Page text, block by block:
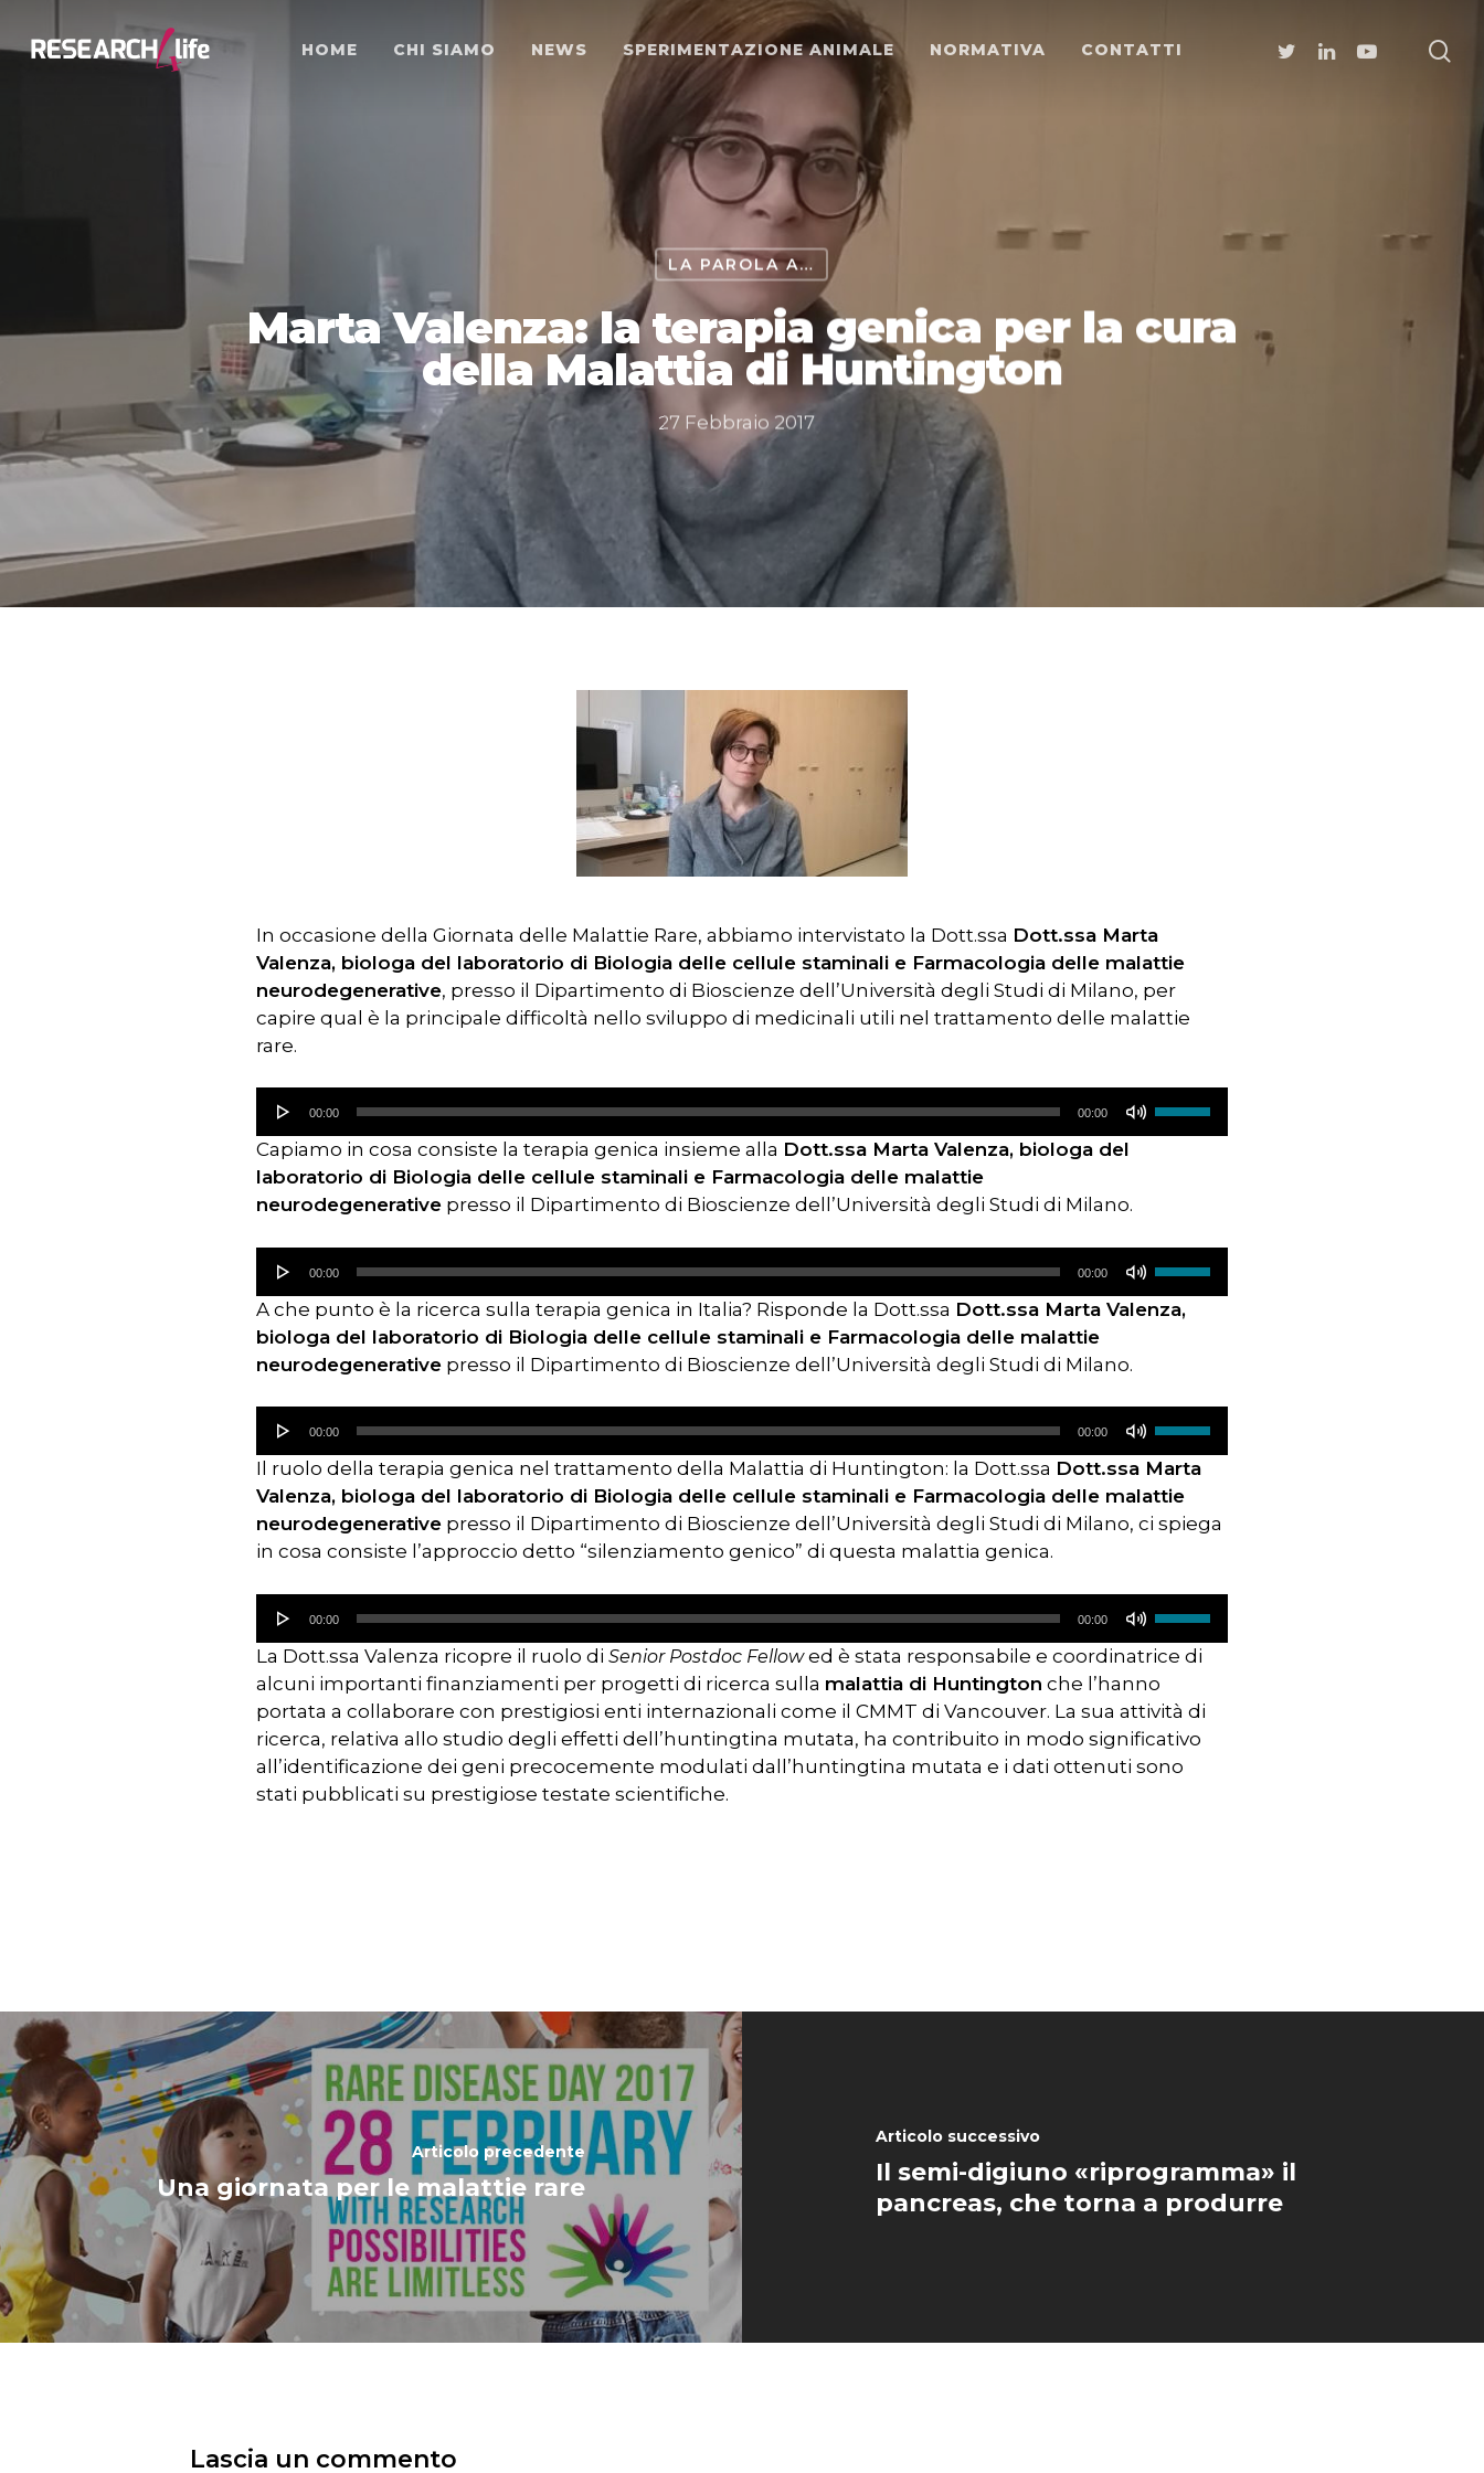
HOME CHI SIAMO NEWS SPERIMENTAZIONE ANIMALE NORMATIVA CONTATTI
LA PAROLA A…
Marta Valenza: la terapia genica per la cura
della Malattia di Huntington
27 Febbraio 2017
In occasione della Giornata delle Malattie Rare, abbiamo intervistato la Dott.ssa Dott.ssa Marta
Valenza, biologa del laboratorio di Biologia delle cellule staminali e Farmacologia delle malattie
neurodegenerative, presso il Dipartimento di Bioscienze dell’Università degli Studi di Milano, per
capire qual è la principale difficoltà nello sviluppo di medicinali utili nel trattamento delle malattie
rare.
Audio
00:00 00:00
Usa
aumentare
o
diminuire
Capiamo in cosa consiste la terapia genica insieme alla Dott.ssa Marta Valenza, biologa del
laboratorio di Biologia delle cellule staminali e Farmacologia delle malattie
neurodegenerative presso il Dipartimento di Bioscienze dell’Università degli Studi di Milano.
Audio
Player
00:00 00:00
tasti
aumentare
o
volume.
A che punto è la ricerca sulla terapia genica in Italia? Risponde la Dott.ssa Dott.ssa Marta Valenza,
biologa del laboratorio di Biologia delle cellule staminali e Farmacologia delle malattie
neurodegenerative presso il Dipartimento di Bioscienze dell’Università degli Studi di Milano.
Audio
00:00 00:00
Usa
tasti
freccia
su/giù
o
diminuire
il
volume.
Il ruolo della terapia genica nel trattamento della Malattia di Huntington: la Dott.ssa Dott.ssa Marta
Valenza, biologa del laboratorio di Biologia delle cellule staminali e Farmacologia delle malattie
neurodegenerative presso il Dipartimento di Bioscienze dell’Università degli Studi di Milano, ci spiega
in cosa consiste l’approccio detto “silenziamento genico” di questa malattia genica.
Audio
Player
00:00 00:00
tasti
freccia
su/giù
per
aumentare
La Dott.ssa Valenza ricopre il ruolo di Senior Postdoc Fellowed è stata responsabile e coordinatrice di
alcuni importanti finanziamenti per progetti di ricerca sulla malattia di Huntington che l’hanno
portata a collaborare con prestigiosi enti internazionali come il CMMT di Vancouver. La sua attività di
ricerca, relativa allo studio degli effetti dell’huntingtina mutata, ha contribuito in modo significativo
all’identificazione dei geni precocemente modulati dall’huntingtina mutata e i dati ottenuti sono
stati pubblicati su prestigiose testate scientifiche.
Articolo precedente
Una giornata per le malattie rare
Articolo successivo
Il semi-digiuno «riprogramma» il
pancreas, che torna a produrre
Lascia un commento